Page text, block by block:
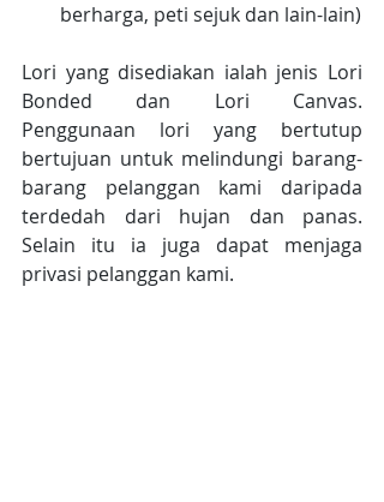
Lori yang disediakan ialah jenis Lori
Bonded dan Lori Canvas.
Penggunaan lori yang bertutup
bertujuan untuk melindungi barang-
barang pelanggan kami daripada
terdedah dari hujan dan panas.
Selain itu ia juga dapat menjaga
privasi pelanggan kami.